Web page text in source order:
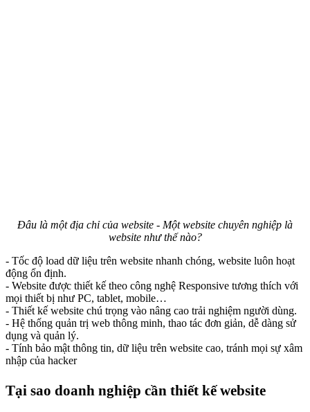
Đâu là một địa chỉ của website - Một website chuyên nghiệp là
website như thế nào?
- Tốc độ load dữ liệu trên website nhanh chóng, website luôn hoạt
động ổn định.
- Website được thiết kế theo công nghệ Responsive tương thích với
mọi thiết bị như PC, tablet, mobile…
- Thiết kế website chú trọng vào nâng cao trải nghiệm người dùng.
- Hệ thống quản trị web thông minh, thao tác đơn giản, dễ dàng sử
dụng và quản lý.
- Tính bảo mật thông tin, dữ liệu trên website cao, tránh mọi sự xâm
nhập của hacker
Tại sao doanh nghiệp cần thiết kế website